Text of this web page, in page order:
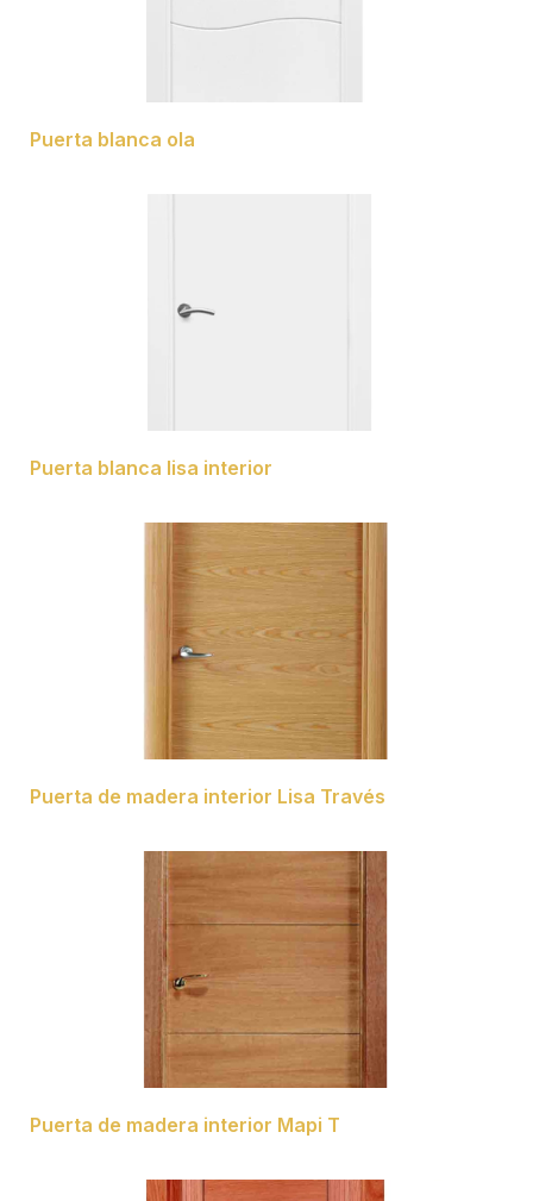
Puerta blanca ola
Puerta blanca lisa interior
Puerta de madera interior Lisa Través
Puerta de madera interior Mapi T